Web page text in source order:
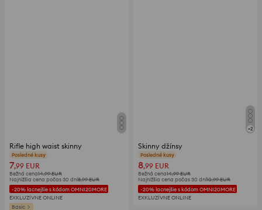
Rifle high waist skinny
Posledné kusy
7,99 EUR
Bežná cena14,99EUR
Najnižšia cena počas 30 dní8,99EUR
-20% lacnejšie s kódom OMNI20MORE
EXKLUZÍVNE ONLINE
Basic
+2
Skinny džínsy
Posledné kusy
8,99 EUR
Bežná cena14,99EUR
Najnižšia cena počas 30 dní10,99EUR
-20% lacnejšie s kódom OMNI20MORE
EXKLUZÍVNE ONLINE